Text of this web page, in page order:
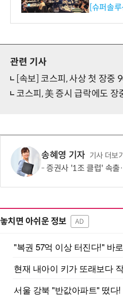
리 성료
[슈퍼솔
관련 기사
[속보] 코스피, 사상 첫 장중
코스피, 美 증시 급락에도 장
송혜영 기자 기사 더보기
증권사 '1조 클럽' 속출…3
놓치면 아쉬운 정보 AD